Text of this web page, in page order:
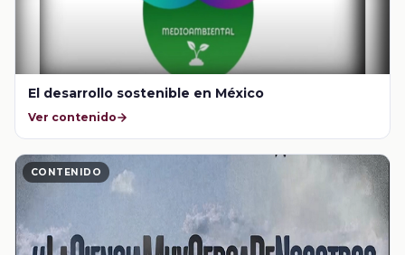
El desarrollo sostenible en México
Ver contenido
CONTENIDO